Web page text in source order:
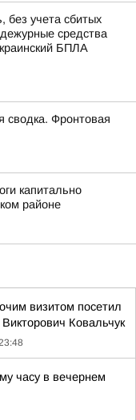
без учета сбитых
средства
БПЛА
сводка. Фронтовая
капитально
районе
визитом посетил
Ковальчук
часу в вечернем